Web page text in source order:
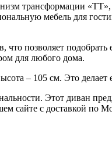
трансформации
мебель для
что позволяет
для любого дома.
– 105 см. Это
Этот диван
сайте с доставкой по